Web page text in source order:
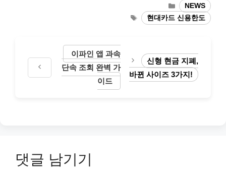
카
테
고
NEWS
태
그
현대카드 신용한도
이파인 앱 과속
단속 조회 완벽 가
이드
신형 현금 지폐,
바뀐 사이즈 3가지!
댓글 남기기